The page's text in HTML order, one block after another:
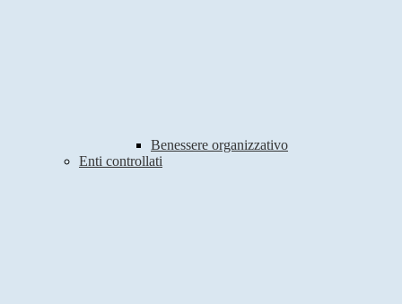
Benessere organizzativo
Enti controllati